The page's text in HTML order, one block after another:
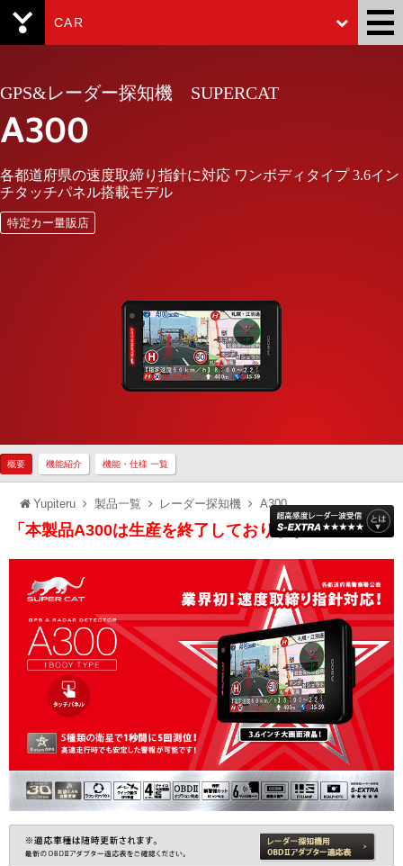
CAR
GPS&レーダー探知機 SUPERCAT
A300
各都道府県の速度取締り指針に対応 ワンボディタイプ 3.6イン
チタッチパネル搭載モデル
特定カー量販店
概要 機能紹介 機能・仕様 一覧
Yupiteru 製品一覧 レーダー探知機 A300
「本製品A300は生産を終了しております」